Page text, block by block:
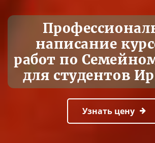
написание
работ по
для студентов
Узнать цену